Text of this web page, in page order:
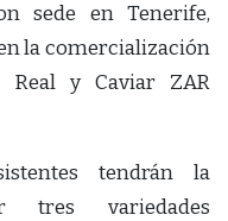
sede en Tenerife,
la comercialización
Real y Caviar ZAR
tendrán la
tres variedades